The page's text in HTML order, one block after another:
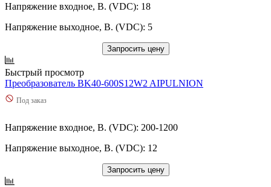
Напряжение входное, В. (VDC): 18
Напряжение выходное, В. (VDC): 5
Запросить цену
Быстрый просмотр
Преобразователь BK40-600S12W2 AIPULNION
Под заказ
Напряжение входное, В. (VDC): 200-1200
Напряжение выходное, В. (VDC): 12
Запросить цену